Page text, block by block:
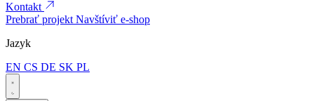
Kontakt
Prebrať projektNavštíviť e-shop
Jazyk
EN CS DE SK PL